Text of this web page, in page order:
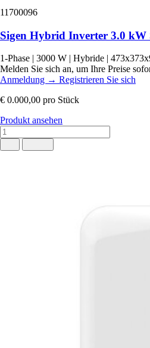
11700096
Sigen Hybrid Inverter 3.0 kW
1-Phase | 3000 W | Hybride |
Melden Sie sich an, um Ihre Preise
Anmeldung → Registrieren Sie sich
€ 0.000,00 pro Stück
Produkt ansehen